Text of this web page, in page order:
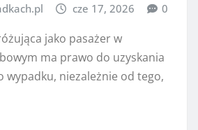
cze 17, 2026 0
jako pasażer w
ma prawo do uzyskania
wypadku, niezależnie od tego,